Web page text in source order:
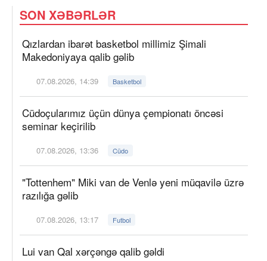
SON XƏBƏRLƏR
Qızlardan ibarət basketbol millimiz Şimali
Makedoniyaya qalib gəlib
07.08.2026, 14:39 Basketbol
Cüdoçularımız üçün dünya çempionatı öncəsi
seminar keçirilib
07.08.2026, 13:36 Cüdo
"Tottenhem" Miki van de Venlə yeni müqavilə üzrə
razılığa gəlib
07.08.2026, 13:17 Futbol
Lui van Qal xərçəngə qalib gəldi